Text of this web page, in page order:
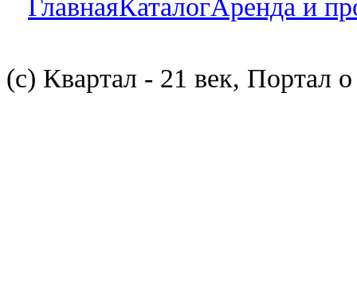
ГлавнаяКаталогАренда и
(с) Квартал - 21 век, Портал